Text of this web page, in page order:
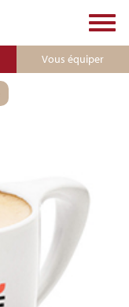
Vous équiper